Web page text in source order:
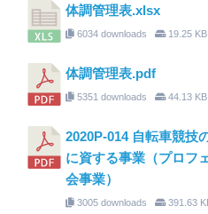
体調管理表.xlsx
6034 downloads 19.25 KB
体調管理表.pdf
5351 downloads 44.13 KB
2020P-014 自転車競技
に資する事業（プロフ
会事業）
3005 downloads 391.63